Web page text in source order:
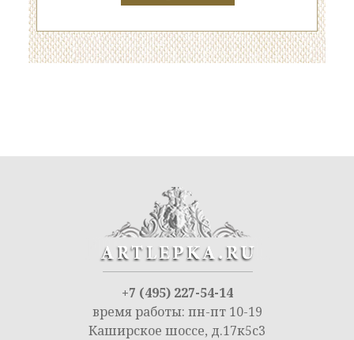
+7 (495) 227-54-14
время работы: пн-пт 10-19
Каширское шоссе, д.17к5с3